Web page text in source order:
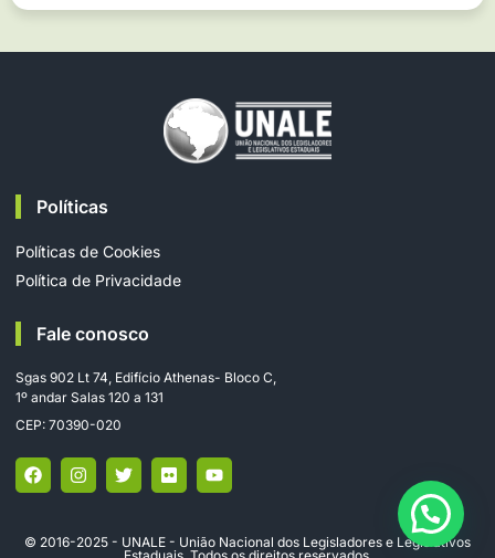
Políticas
Políticas de Cookies
Política de Privacidade
Fale conosco
Sgas 902 Lt 74, Edifício Athenas- Bloco C,
1º andar Salas 120 a 131
CEP: 70390-020
© 2016-2025 - UNALE - União Nacional dos Legisladores e Legislativos